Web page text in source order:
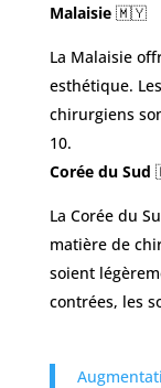
Malaisie🇲🇾
La Malaisie
esthétique.
chirurgiens
Corée du Sud
La Corée du
matière de
soient
contrées, les